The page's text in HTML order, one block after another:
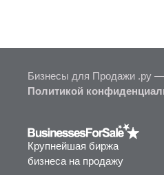
Бизнесы для Продажи .ру —
Политикой
Крупнейшая биржа
бизнеса на продажу